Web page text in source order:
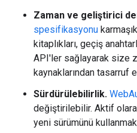
Zaman ve geliştirici
spesifikasyonu
kitaplıkları, geçiş
API'ler sağlayarak size
kaynaklarından tasarruf
Sürdürülebilirlik.
değiştirilebilir. Aktif
yeni sürümünü